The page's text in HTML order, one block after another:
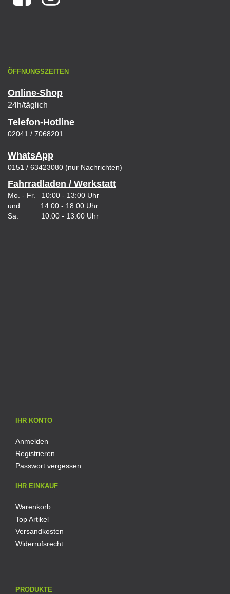
ÖFFNUNGSZEITEN
Online-Shop
24h/täglich
Telefon-Hotline
02041 / 7068201
WhatsApp
0151 / 63423080 (nur Nachrichten)
Fahrradladen / Werkstatt
Mo. - Fr. 10:00 - 13:00 Uhr
und 14:00 - 18:00 Uhr
Sa. 10:00 - 13:00 Uhr
IHR KONTO
Anmelden
Registrieren
Passwort vergessen
IHR EINKAUF
Warenkorb
Top Artikel
Versandkosten
Widerrufsrecht
PRODUKTE